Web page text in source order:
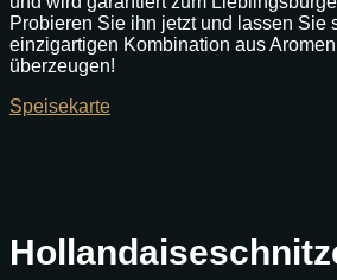
Probieren Sie ihn jetzt und lassen Sie
einzigartigen Kombination aus
überzeugen!
Speisekarte